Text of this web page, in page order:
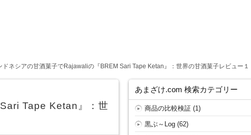
ドネシアの甘酒菓子でRajawaliの『BREM Sari Tape Ketan』：世界の甘酒菓子レビュー１
Tape Ketan』：世
あまざけ.com 検索カテゴリー
商品の比較検証 (1)
黒ぶ～Log (62)